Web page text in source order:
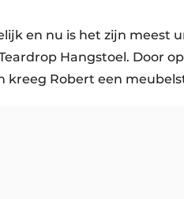
en nu is het zijn meest
Hangstoel. Door
Robert een